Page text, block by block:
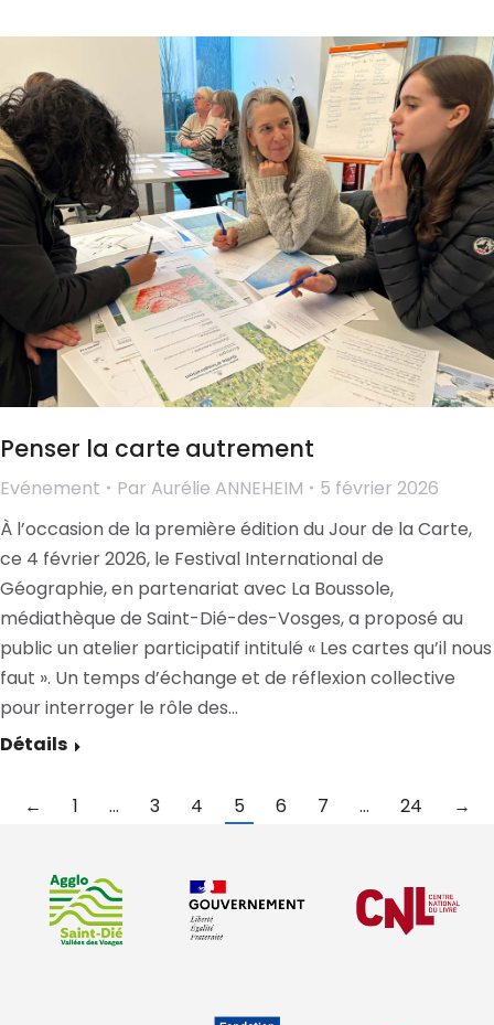
Penser la carte autrement
Evénement Par Aurélie ANNEHEIM
5 février 2026
À l’occasion de la première édition du Jour de la Carte,
ce 4 février 2026, le Festival International de
Géographie, en partenariat avec La Boussole,
médiathèque de Saint-Dié-des-Vosges, a proposé au
public un atelier participatif intitulé « Les cartes qu’il nous
faut ». Un temps d’échange et de réflexion collective
pour interroger le rôle des…
Détails
← 1 … 3 4 5 6 7 … 24 →